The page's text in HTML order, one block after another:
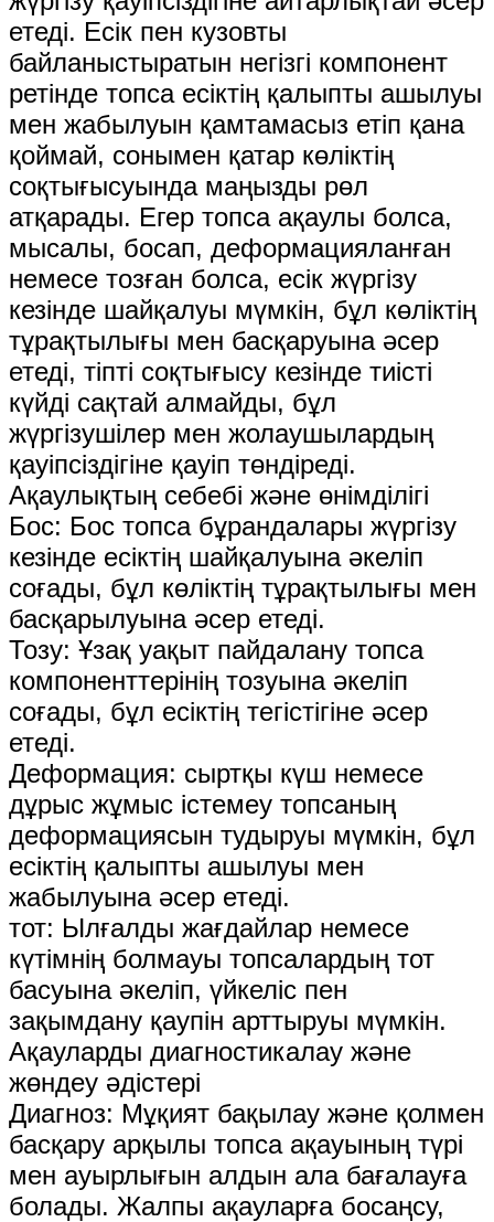
етеді. Есік пен кузовты
байланыстыратын негізгі компонент
ретінде топса есіктің қалыпты ашылуы
мен жабылуын қамтамасыз етіп қана
қоймай, сонымен қатар көліктің
соқтығысуында маңызды рөл
атқарады. Егер топса ақаулы болса,
мысалы, босап, деформацияланған
немесе тозған болса, есік жүргізу
кезінде шайқалуы мүмкін, бұл көліктің
тұрақтылығы мен басқаруына әсер
етеді, тіпті соқтығысу кезінде тиісті
күйді сақтай алмайды, бұл
жүргізушілер мен жолаушылардың
қауіпсіздігіне қауіп төндіреді.
Ақаулықтың себебі және өнімділігі
Бос: Бос топса бұрандалары жүргізу
кезінде есіктің шайқалуына әкеліп
соғады, бұл көліктің тұрақтылығы мен
басқарылуына әсер етеді.
Тозу: Ұзақ уақыт пайдалану топса
компоненттерінің тозуына әкеліп
соғады, бұл есіктің тегістігіне әсер
етеді.
Деформация: сыртқы күш немесе
дұрыс жұмыс істемеу топсаның
деформациясын тудыруы мүмкін, бұл
есіктің қалыпты ашылуы мен
жабылуына әсер етеді.
тот: Ылғалды жағдайлар немесе
күтімнің болмауы топсалардың тот
басуына әкеліп, үйкеліс пен
зақымдану қаупін арттыруы мүмкін.
Ақауларды диагностикалау және
жөндеу әдістері
Диагноз: Мұқият бақылау және қолмен
басқару арқылы топса ақауының түрі
мен ауырлығын алдын ала бағалауға
болады. Жалпы ақауларға босаңсу,